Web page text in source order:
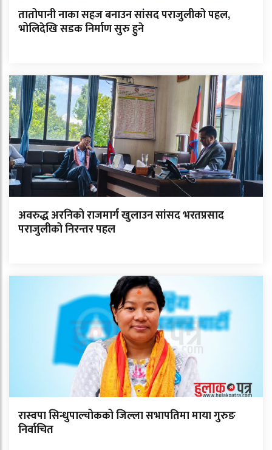
तातोपानी नाका सहज बनाउन सांसद पराजुलीको पहल,
भोलिदेखि सडक निर्माण सुरु हुने
अवरुद्ध अरनिको राजमार्ग खुलाउन सांसद भरतप्रसाद
पराजुलीको निरन्तर पहल
रास्वपा सिन्धुपाल्चोकको जिल्ला सभापतिमा माया गुरुङ
निर्वाचित